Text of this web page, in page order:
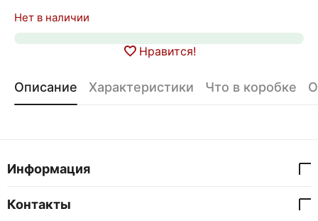
Нет в наличии
Нравится!
Описание Характеристики Что в коробке
Информация
Контакты